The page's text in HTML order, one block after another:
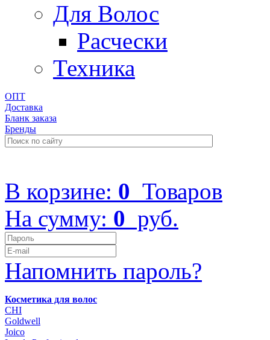
Для Волос
Расчески
Техника
ОПТ
Доставка
Бланк заказа
Бренды
В корзине: 0 Товаров
На сумму: 0 руб.
Напомнить пароль?
Косметика для волос
CHI
Goldwell
Joico